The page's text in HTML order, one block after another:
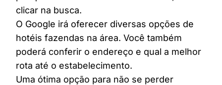
clicar na busca.
O Google irá oferecer diversas opções de
hotéis fazendas na área. Você também
poderá conferir o endereço e qual a melhor
rota até o estabelecimento.
Uma ótima opção para não se perder